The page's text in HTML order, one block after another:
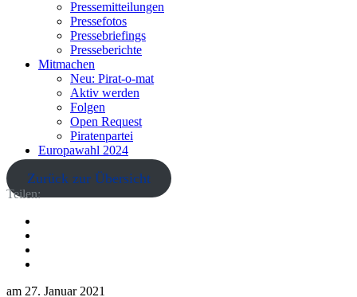
Pressemitteilungen
Pressefotos
Pressebriefings
Presseberichte
Mitmachen
Neu: Pirat-o-mat
Aktiv werden
Folgen
Open Request
Piratenpartei
Europawahl 2024
Zurück zur Übersicht
Teilen:
am 27. Januar 2021